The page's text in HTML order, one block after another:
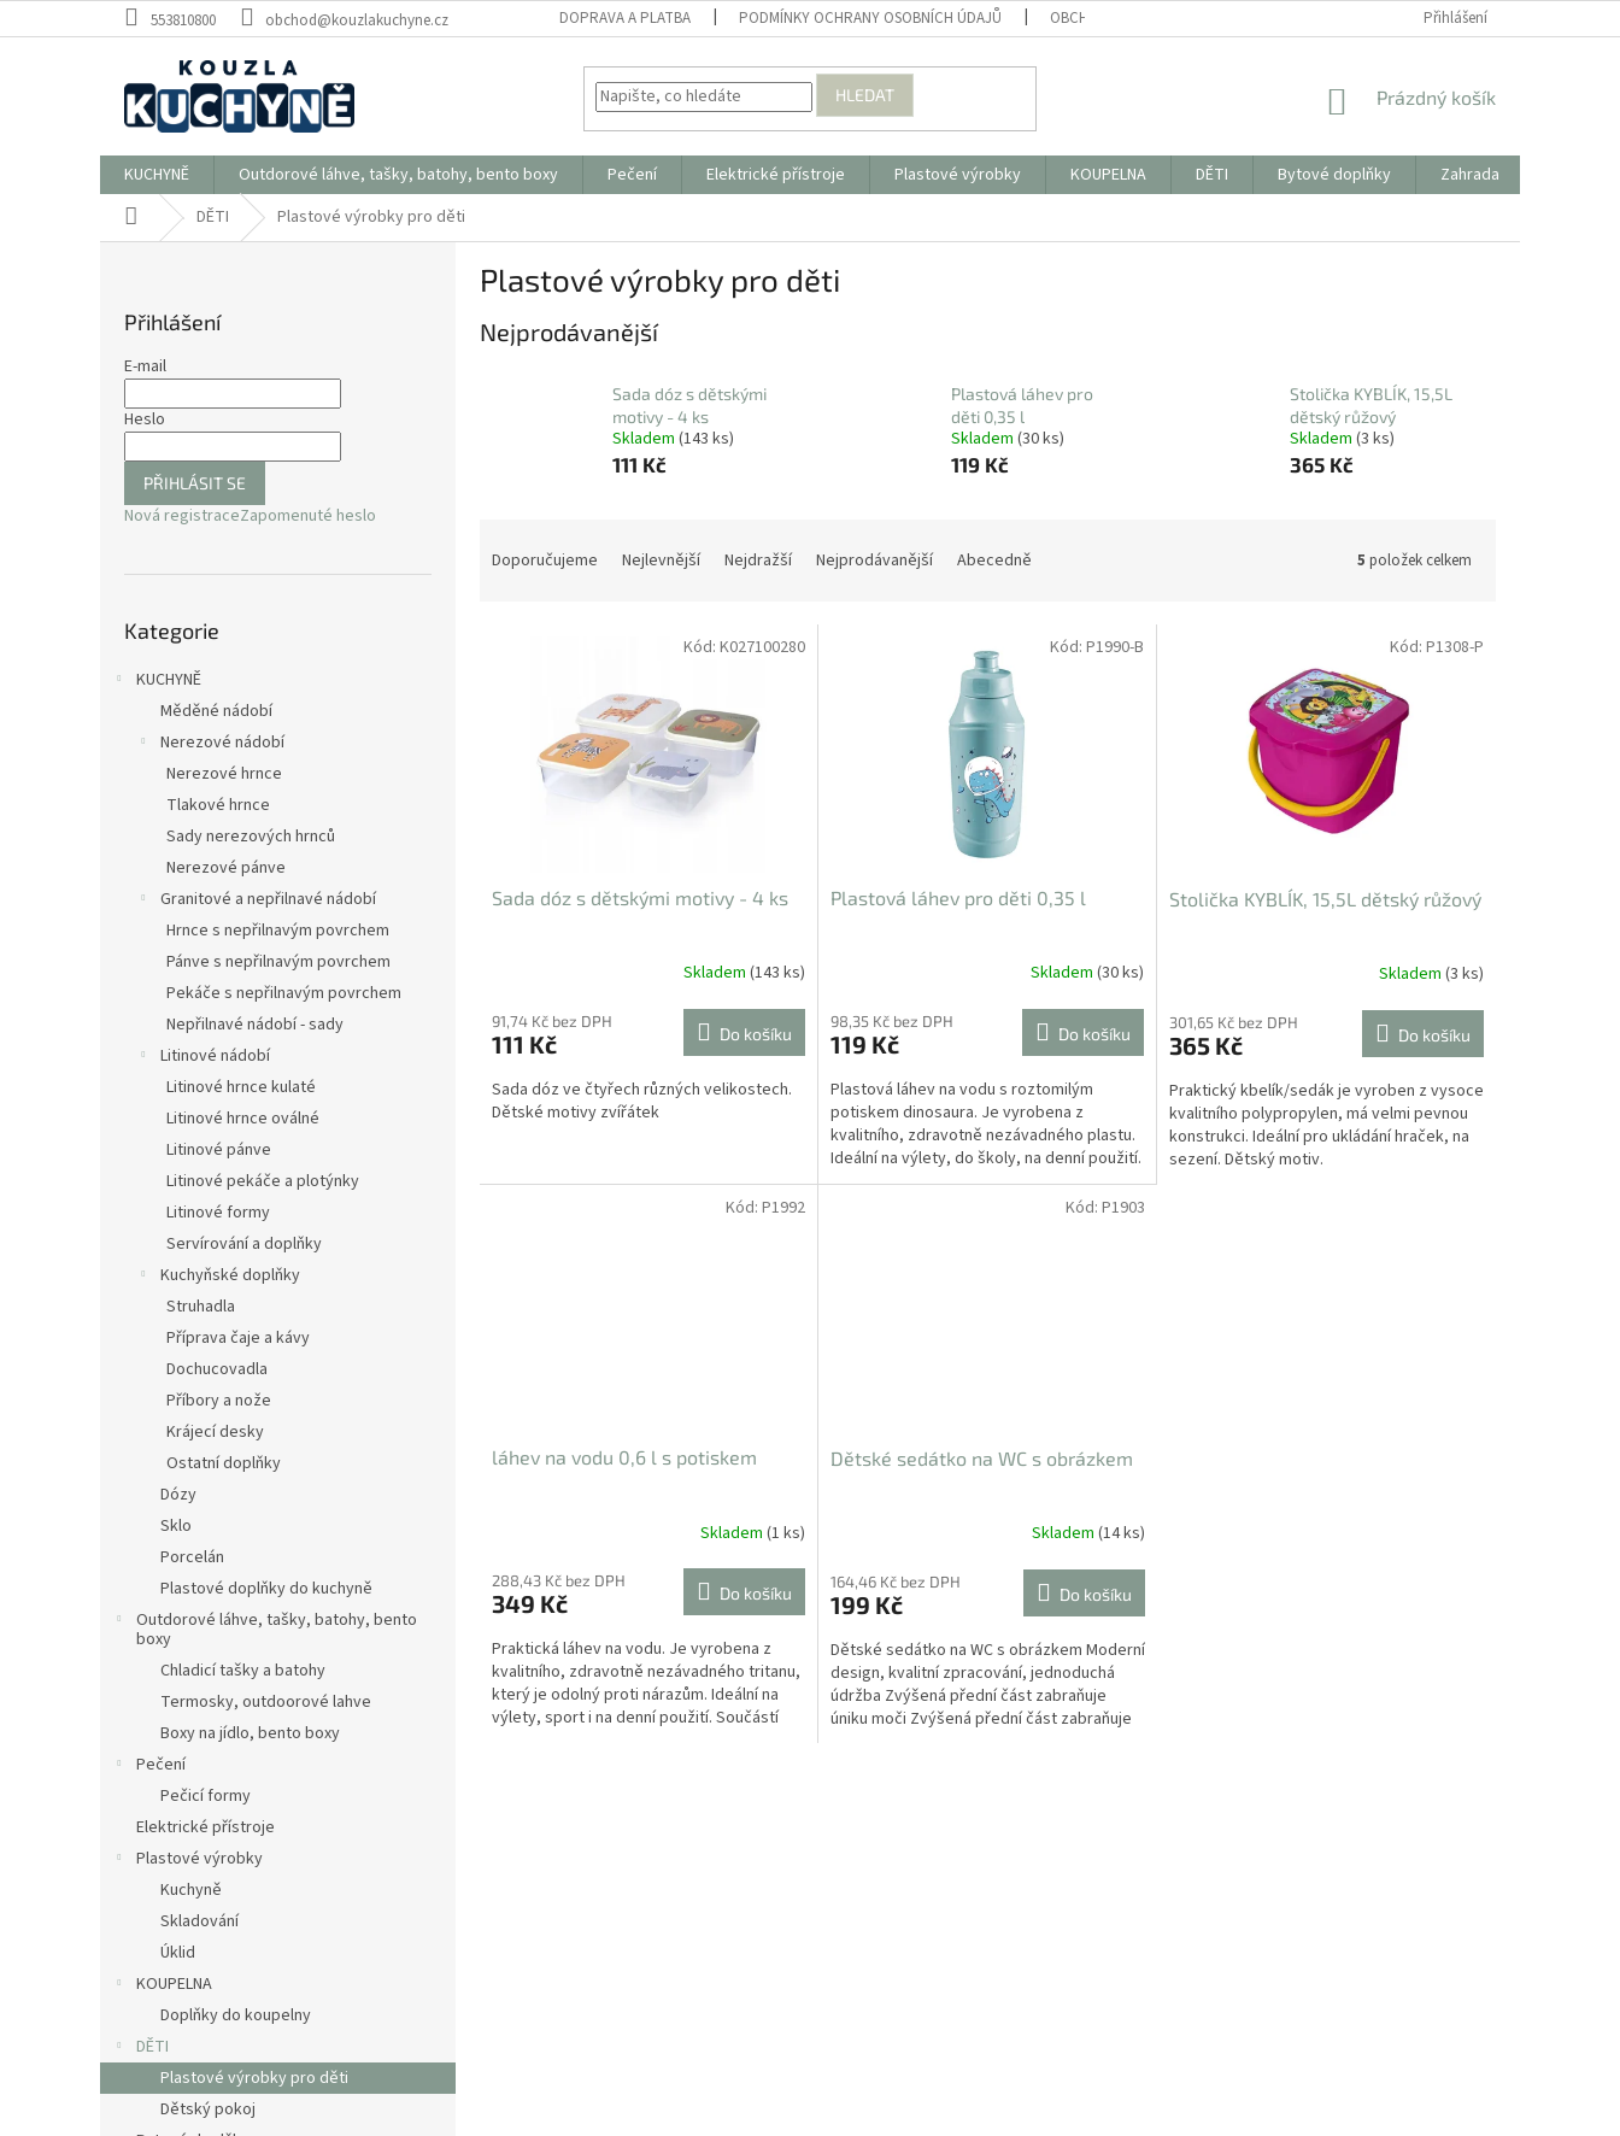
na
553810800 obchod@kouzlakuchyne.cz DOPRAVA A PLATBA PODMÍNKY OCHRANY OSOBNÍCH ÚDAJŮ OBCHODNÍ PODMÍNKY FORMULÁŘ KE STAŽENÍ PRO VRÁCENÍ ZBOŽÍ/REKLAMACI
Přihlášení
HLEDAT
NÁKUPNÍ
Prázdný košík
KUCHYNĚ Outdorové láhve, tašky, batohy, bento boxy Pečení Elektrické přístroje Plastové výrobky KOUPELNA DĚTI Bytové doplňky Zahrada
Domů DĚTI Plastové výrobky pro děti
Přihlášení
E-mail
Heslo
PŘIHLÁSIT SE
Nová registraceZapomenuté heslo
kategorie
Kategorie
KUCHYNĚ
Měděné nádobí
Nerezové nádobí
Nerezové hrnce
Tlakové hrnce
Sady nerezových hrnců
Nerezové pánve
Granitové a nepřilnavé nádobí
Hrnce s nepřilnavým povrchem
Pánve s nepřilnavým povrchem
Pekáče s nepřilnavým povrchem
Nepřilnavé nádobí - sady
Litinové nádobí
Litinové hrnce kulaté
Litinové hrnce oválné
Litinové pánve
Litinové pekáče a plotýnky
Litinové formy
Servírování a doplňky
Kuchyňské doplňky
Struhadla
Příprava čaje a kávy
Dochucovadla
Příbory a nože
Krájecí desky
Ostatní doplňky
Dózy
Sklo
Porcelán
Plastové doplňky do kuchyně
Outdorové láhve, tašky, batohy, bento
boxy
Chladicí tašky a batohy
Termosky, outdoorové lahve
Boxy na jídlo, bento boxy
Pečení
Pečicí formy
Elektrické přístroje
Plastové výrobky
Kuchyně
Skladování
Úklid
KOUPELNA
Doplňky do koupelny
DĚTI
Plastové výrobky pro děti
Dětský pokoj
Plastové výrobky pro děti
Nejprodávanější
Sada dóz s dětskými
motivy - 4 ks
Skladem (143 ks)
111 Kč
Plastová láhev pro
děti 0,35 l
Skladem (30 ks)
119 Kč
Stolička KYBLÍK, 15,5L
dětský růžový
Skladem (3 ks)
365 Kč
Doporučujeme Nejlevnější Nejdražší Nejprodávanější Abecedně 5 položek celkem
Sada dóz s dětskými motivy - 4 ks
Skladem (143 ks)
91,74 Kč bez DPH
111 Kč Do košíku
Sada dóz ve čtyřech různých velikostech.
Dětské motivy zvířátek
Kód: K027100280
Plastová láhev pro děti 0,35 l
Skladem (30 ks)
98,35 Kč bez DPH
119 Kč Do košíku
Plastová láhev na vodu s roztomilým
potiskem dinosaura. Je vyrobena z
kvalitního, zdravotně nezávadného plastu.
Ideální na výlety, do školy, na denní použití.
Bez ftalátů a BPA....
Kód: P1990-B
Stolička KYBLÍK, 15,5L dětský růžový
Skladem (3 ks)
301,65 Kč bez DPH
365 Kč Do košíku
Praktický kbelík/sedák je vyroben z vysoce
kvalitního polypropylen, má velmi pevnou
konstrukci. Ideální pro ukládání hraček, na
sezení. Dětský motiv.
Kód: P1308-P
láhev na vodu 0,6 l s potiskem
Skladem (1 ks)
288,43 Kč bez DPH
349 Kč Do košíku
Praktická láhev na vodu. Je vyrobena z
kvalitního, zdravotně nezávadného tritanu,
který je odolný proti nárazům. Ideální na
výlety, sport i na denní použití. Součástí
Kód: P1992
Dětské sedátko na WC s obrázkem
Skladem (14 ks)
164,46 Kč bez DPH
199 Kč Do košíku
Dětské sedátko na WC s obrázkem Moderní
design, kvalitní zpracování, jednoduchá
údržba Zvýšená přední část zabraňuje
úniku moči Zvýšená přední část zabraňuje
Kód: P1903